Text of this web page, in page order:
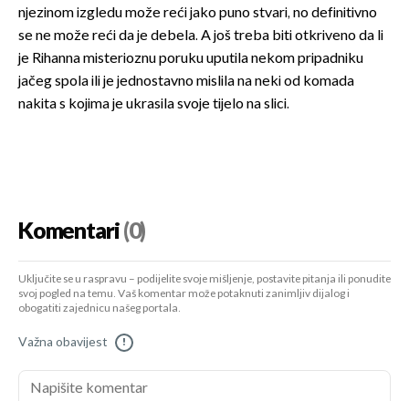
njezinom izgledu može reći jako puno stvari, no definitivno
se ne može reći da je debela. A još treba biti otkriveno da li
je Rihanna misterioznu poruku uputila nekom pripadniku
jačeg spola ili je jednostavno mislila na neki od komada
nakita s kojima je ukrasila svoje tijelo na slici.
Komentari(0)
Uključite se u raspravu – podijelite svoje mišljenje, postavite pitanja ili ponudite
svoj pogled na temu. Vaš komentar može potaknuti zanimljiv dijalog i
obogatiti zajednicu našeg portala.
Važna obavijest !